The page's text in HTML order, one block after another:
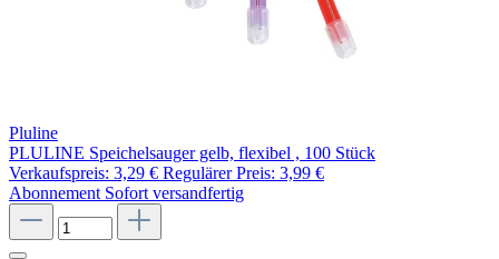
Pluline
PLULINE Speichelsauger gelb, flexibel , 100 Stück
Verkaufspreis: 3,29 € Regulärer Preis: 3,99 €
Abonnement Sofort versandfertig